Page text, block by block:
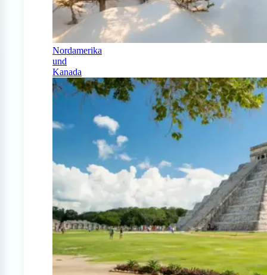
Nordamerika
und
Kanada